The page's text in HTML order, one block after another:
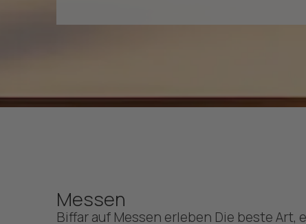
Messen
Biffar auf Messen erleben Die beste